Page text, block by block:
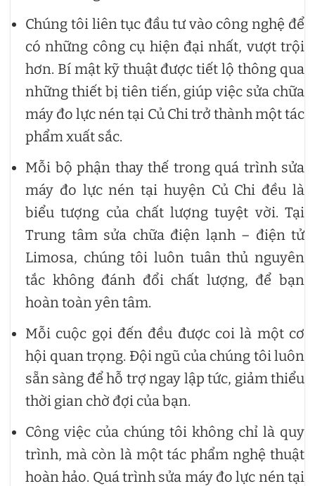
Chúng tôi liên tục đầu tư vào công nghệ để
có những công cụ hiện đại nhất, vượt trội
hơn. Bí mật kỹ thuật được tiết lộ thông qua
những thiết bị tiên tiến, giúp việc sửa chữa
máy đo lực nén tại Củ Chi trở thành một tác
phẩm xuất sắc.
Mỗi bộ phận thay thế trong quá trình sửa
máy đo lực nén tại huyện Củ Chi đều là
biểu tượng của chất lượng tuyệt vời. Tại
Trung tâm sửa chữa điện lạnh – điện tử
Limosa, chúng tôi luôn tuân thủ nguyên
tắc không đánh đổi chất lượng, để bạn
hoàn toàn yên tâm.
Mỗi cuộc gọi đến đều được coi là một cơ
hội quan trọng. Đội ngũ của chúng tôi luôn
sẵn sàng để hỗ trợ ngay lập tức, giảm thiểu
thời gian chờ đợi của bạn.
Công việc của chúng tôi không chỉ là quy
trình, mà còn là một tác phẩm nghệ thuật
hoàn hảo. Quá trình sửa máy đo lực nén tại